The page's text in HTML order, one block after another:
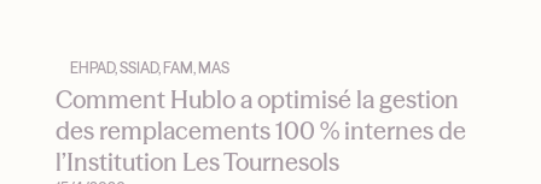
EHPAD, SSIAD, FAM, MAS
Comment Hublo a optimisé la gestion
des remplacements 100 % internes de
l’Institution Les Tournesols